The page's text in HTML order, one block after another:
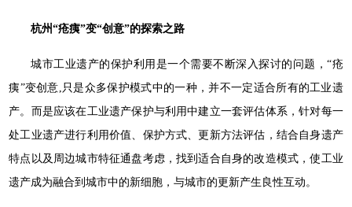
杭州“疮痍”变“创意”的探索之路
城市工业遗产的保护利用是一个需要不断深入探讨的问题，“疮
痍”变创意,只是众多保护模式中的一种，并不一定适合所有的工业遗
产。而是应该在工业遗产保护与利用中建立一套评估体系，针对每一
处工业遗产进行利用价值、保护方式、更新方法评估，结合自身遗产
特点以及周边城市特征通盘考虑，找到适合自身的改造模式，使工业
遗产成为融合到城市中的新细胞，与城市的更新产生良性互动。